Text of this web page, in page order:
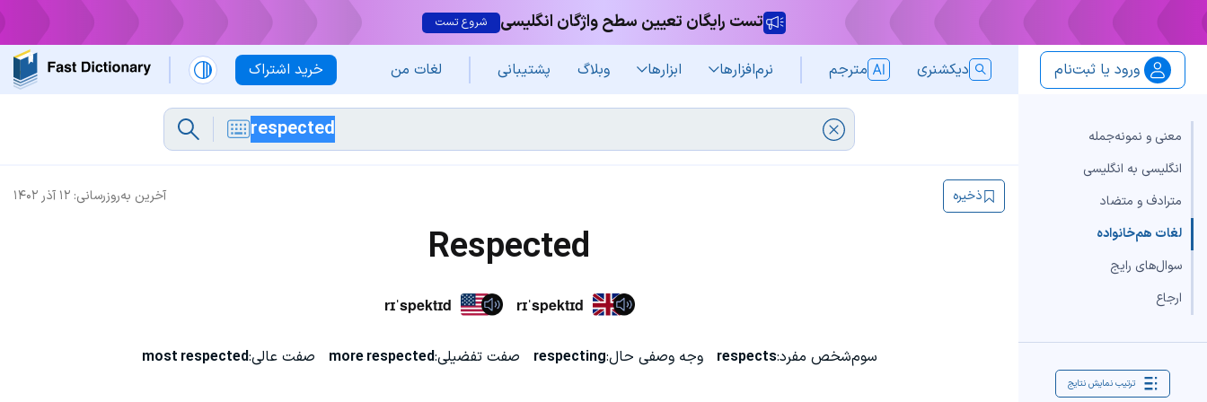
تست رایگان تعیین سطح واژگان انگلیسی شروع تست
خرید اشتراک ورود یا ثبت‌نام دیکشنری مترجم نرم‌افزار‌ها ابزارها وبلاگ پشتیبانی لغات من
معنی و نمونه‌جمله
انگلیسی به انگلیسی
مترادف و متضاد
لغات هم‌خانواده
سوال‌های رایج
ارجاع
ترتیب نمایش نتایج
آخرین به‌روزرسانی: ۱۲ آذر ۱۴۰۲ ذخیره
Respected
rɪˈspektɪd rɪˈspektɪd
سوم‌شخص مفرد:respects وجه وصفی حال:respecting صفت تفضیلی:more respected صفت عالی:most respected